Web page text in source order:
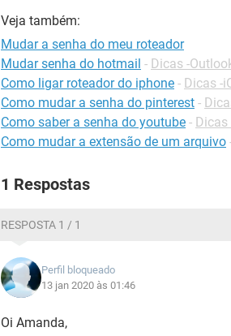
Veja também:
Mudar a senha do meu roteador
Mudar senha do hotmail - Dicas -
Como ligar roteador do iphone - Dicas -
Como mudar a senha do pinterest -
Como saber a senha do youtube - Dicas
Como mudar a extensão de um arquivo
1 Respostas
RESPOSTA 1 / 1
Perfil bloqueado
13 jan 2020 às 01:46
Oi Amanda,